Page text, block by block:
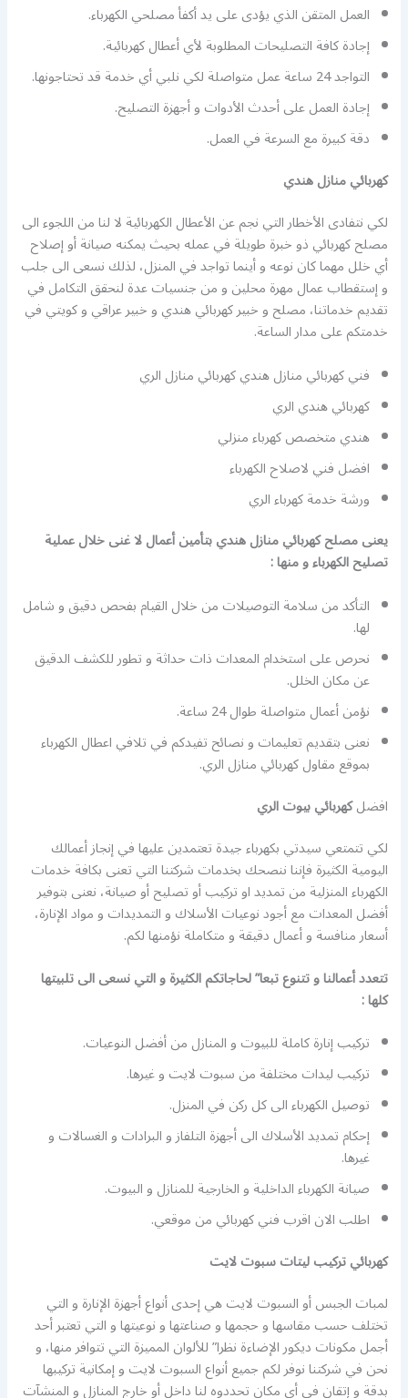
العمل المتقن الذي يؤدى على يد أكفأ مصلحي الكهرباء.
إجادة كافة التصليحات المطلوبة لأي أعطال كهربائية.
التواجد 24 ساعة عمل متواصلة لكي نلبي أي خدمة قد تحتاجونها.
إجادة العمل على أحدث الأدوات و أجهزة التصليح.
دقة كبيرة مع السرعة في العمل.
كهربائي منازل هندي
لكي نتفادى الأخطار التي نجم عن الأعطال الكهربائية لا لنا من اللجوء الى
مصلح كهربائي ذو خبرة طويلة في عمله بحيث يمكنه صيانة أو إصلاح
أي خلل مهما كان نوعه و أينما تواجد في المنزل، لذلك نسعى الى جلب
و إستقطاب عمال مهرة محلين و من جنسيات عدة لنحقق التكامل في
تقديم خدماتنا، مصلح و خبير كهربائي هندي و خبير عراقي و كويتي في
خدمتكم على مدار الساعة.
فني كهربائي منازل هندي كهربائي منازل الري
كهربائي هندي الري
هندي متخصص كهرباء منزلي
افضل فني لاصلاح الكهرباء
ورشة خدمة كهرباء الري
يعنى مصلح كهربائي منازل هندي بتأمين أعمال لا غنى خلال عملية
تصليح الكهرباء و منها :
التأكد من سلامة التوصيلات من خلال القيام بفحص دقيق و شامل
لها.
نحرص على استخدام المعدات ذات حداثة و تطور للكشف الدقيق
عن مكان الخلل.
نؤمن أعمال متواصلة طوال 24 ساعة.
نعنى بتقديم تعليمات و نصائح تفيدكم في تلافي اعطال الكهرباء
بموقع مقاول كهربائي منازل الري.
افضلكهربائي بيوت الري
لكي تتمتعي سيدتي بكهرباء جيدة تعتمدين عليها في إنجاز أعمالك
اليومية الكثيرة فإننا ننصحك بخدمات شركتنا التي تعنى بكافة خدمات
الكهرباء المنزلية من تمديد او تركيب أو تصليح أو صيانة، نعنى بتوفير
أفضل المعدات مع أجود نوعيات الأسلاك و التمديدات و مواد الإنارة،
أسعار منافسة و أعمال دقيقة و متكاملة نؤمنها لكم.
تتعدد أعمالنا و تتنوع تبعا” لحاجاتكم الكثيرة و التي نسعى الى تلبيتها
كلها :
تركيب إنارة كاملة للبيوت و المنازل من أفضل النوعيات.
تركيب ليدات مختلفة من سبوت لايت و غيرها.
توصيل الكهرباء الى كل ركن في المنزل.
إحكام تمديد الأسلاك الى أجهزة التلفاز و البرادات و الغسالات و
غيرها.
صيانة الكهرباء الداخلية و الخارجية للمنازل و البيوت.
اطلب الان اقرب فني كهربائي من موقعي.
كهربائي تركيب ليتات سبوت لايت
لمبات الجبس أو السبوت لايت هي إحدى أنواع أجهزة الإنارة و التي
تختلف حسب مقاسها و حجمها و صناعتها و نوعيتها و التي تعتبر أحد
أجمل مكونات ديكور الإضاءة نظرا” للألوان المميزة التي تتوافر منها، و
نحن في شركتنا نوفر لكم جميع أنواع السبوت لايت و إمكانية تركيبها
بدقة و إتقان في أي مكان تحددوه لنا داخل أو خارج المنازل و المنشآت